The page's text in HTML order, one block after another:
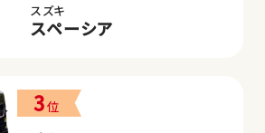
スズキ
スペーシア
3位